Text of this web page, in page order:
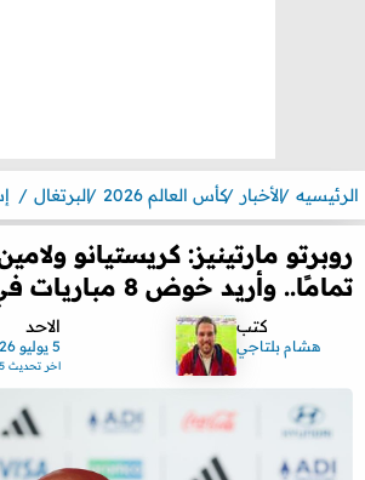
الرئيسيه الأخبار كأس العالم 2026 البرتغال
روبرتو مارتينيز: كريستيانو
تمامًا.. وأريد خوض 8 مباريات في كأس العالم
كتب
هشام بلتاجي
الاحد
5 يوليو 2026 ,9:47 م
اخر تحديث5 يوليو 2026 ,9:57 م